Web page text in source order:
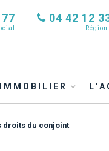
04 42 12
Région
IMMOBILIER
droits du conjoint